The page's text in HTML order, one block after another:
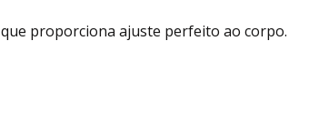
proporciona ajuste perfeito ao corpo.